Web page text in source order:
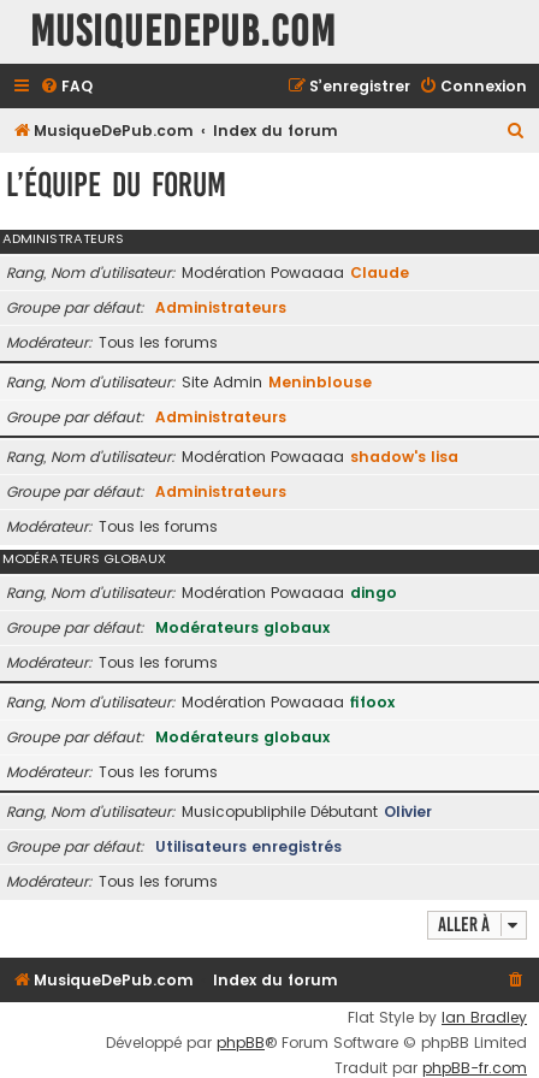
MusiqueDePub.com
FAQ Connexion
S’enregistrer
MusiqueDePub.com Index du forum
e
L’équipe du forum
ADMINISTRATEURS
Rang, Nom d’utilisateur Modération Powaaaa Claude
Groupe par défaut
Administrateurs
Modérateur Tous les forums
Rang, Nom d’utilisateur Site Admin Meninblouse
Groupe par défaut
Administrateurs
Rang, Nom d’utilisateur Modération Powaaaa shadow's lisa
Groupe par défaut
Administrateurs
Modérateur Tous les forums
MODÉRATEURS GLOBAUX
Rang, Nom d’utilisateur Modération Powaaaa dingo
Groupe par défaut
Modérateurs globaux
Modérateur Tous les forums
Rang, Nom d’utilisateur Modération Powaaaa fifoox
Groupe par défaut
Modérateurs globaux
Modérateur Tous les forums
Rang, Nom d’utilisateur Musicopubliphile Débutant Olivier
Groupe par défaut
Utilisateurs enregistrés
Modérateur Tous les forums
Aller à
MusiqueDePub.com
Index du forum
Flat Style by Ian Bradley
Développé par phpBB® Forum Software © phpBB Limited
Traduit par phpBB-fr.com